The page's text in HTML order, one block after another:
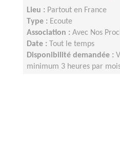
Lieu : Partout en France
Type : Ecoute
Association : Avec Nos
Date :
Tout le temps
Disponibilité demandée :
minimum 3 heures par